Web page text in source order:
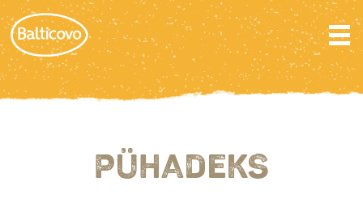
PÜHADEKS